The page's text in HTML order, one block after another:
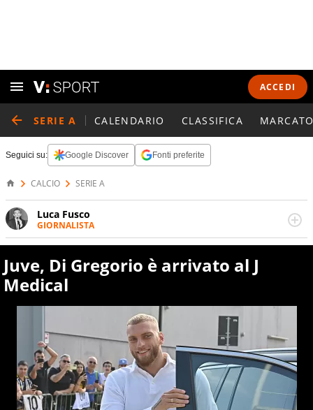
ACCEDI
SERIE A CALENDARIO CLASSIFICA
Seguici su: Google Discover Fonti preferite
CALCIO SERIE A
Luca Fusco
GIORNALISTA
Giornalista multimediale. Quando si accendono i motori,
sul podio
Juve, Di Gregorio è arrivato al J
Medical